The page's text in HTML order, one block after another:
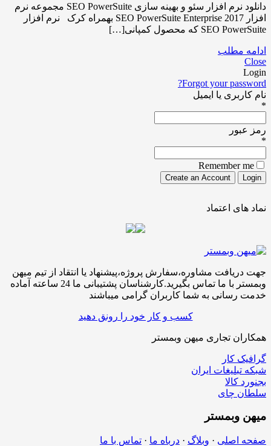
دانلود نرم افزار سئو و بهینه سازی SEO PowerSuite مجموعه نرم
افزار SEO PowerSuite Enterprise 2017 بهمراه کرک نرم افزار
SEO PowerSuite که محصول کمپانی[…]
ادامه مطلب
Close
Login
Forgot your password?
نام کاربری یا ایمیل
*
رمز عبور
*
Remember me
نماد های اعتماد
جهت دریافت مشاوره،سفارش پروژه،پیشنهاد یا انتقاد از تیم میهن
وبمستر با ما تماس بگیرید.کارشناسان پشتیبانی ما 24 ساعته آماده
خدمت رسانی به شما کاربران گرامی میباشند
کسب و کار خود را رونق دهید
همکاران تجاری میهن وبمستر
گرافیک کار
شبکه تبلیغات ایران
بجنورد کالا
سلطان چای
میهن وبمستر
صفحه اصلی · وبلاگ · درباه ما · تماس با ما